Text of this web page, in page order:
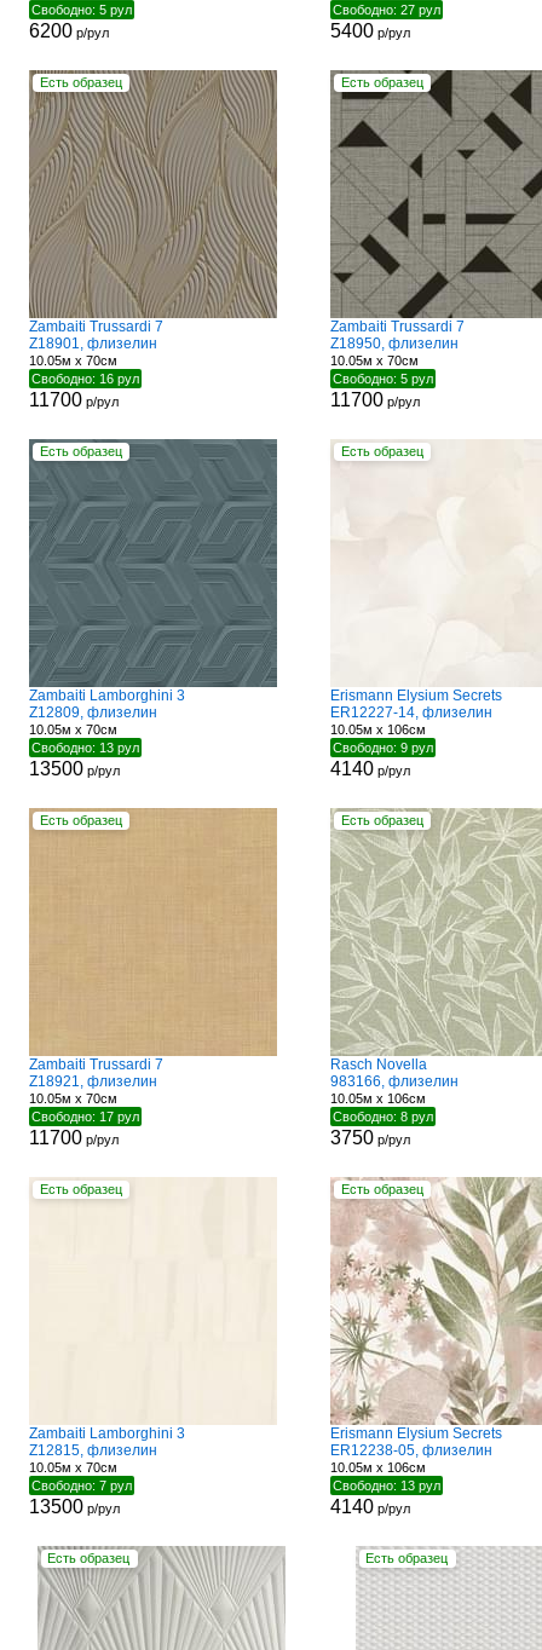
Свободно: 5 рул
6200р/рул
Свободно: 27 рул
5400р/рул
Есть образец
Zambaiti Trussardi 7
Z18901, флизелин
10.05м x 70см
Свободно: 16 рул
11700р/рул
Есть образец
Zambaiti Trussardi 7
Z18950, флизелин
10.05м x 70см
Свободно: 5 рул
11700р/рул
Есть образец
Zambaiti Lamborghini 3
Z12809, флизелин
10.05м x 70см
Свободно: 13 рул
13500р/рул
Есть образец
Erismann Elysium Secrets
ER12227-14, флизелин
10.05м x 106см
Свободно: 9 рул
4140р/рул
Есть образец
Zambaiti Trussardi 7
Z18921, флизелин
10.05м x 70см
Свободно: 17 рул
11700р/рул
Есть образец
Rasch Novella
983166, флизелин
10.05м x 106см
Свободно: 8 рул
3750р/рул
Есть образец
Zambaiti Lamborghini 3
Z12815, флизелин
10.05м x 70см
Свободно: 7 рул
13500р/рул
Есть образец
Erismann Elysium Secrets
ER12238-05, флизелин
10.05м x 106см
Свободно: 13 рул
4140р/рул
Есть образец Есть образец